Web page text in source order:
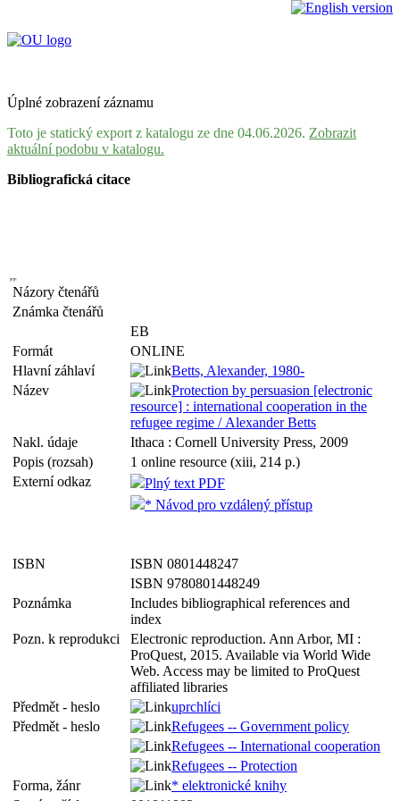
Úplné zobrazení záznamu
Toto je statický export z katalogu ze dne 04.06.2026. Zobrazit
aktuální podobu v katalogu.
Bibliografická citace
Názory čtenářů
Známka čtenářů
EB
Formát
ONLINE
Hlavní záhlaví
Betts, Alexander, 1980-
Název
Protection by persuasion [electronic
resource] : international cooperation in the
refugee regime / Alexander Betts
Nakl. údaje
Ithaca : Cornell University Press, 2009
Popis (rozsah)
1 online resource (xiii, 214 p.)
Externí odkaz
Plný text PDF
* Návod pro vzdálený přístup
ISBN
ISBN 0801448247
ISBN 9780801448249
Poznámka
Includes bibliographical references and
index
Pozn. k reprodukci
Electronic reproduction. Ann Arbor, MI :
ProQuest, 2015. Available via World Wide
Web. Access may be limited to ProQuest
affiliated libraries
Předmět - heslo
uprchlíci
Předmět - heslo
Refugees -- Government policy
Refugees -- International cooperation
Refugees -- Protection
Forma, žánr
* elektronické knihy